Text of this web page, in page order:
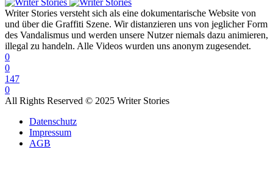
Writer Stories versteht sich als eine dokumentarische Website von
und über die Graffiti Szene. Wir distanzieren uns von jeglicher Form
des Vandalismus und werden unsere Nutzer niemals dazu animieren,
illegal zu handeln. Alle Videos wurden uns anonym zugesendet.
0
0
147
0
All Rights Reserved © 2025 Writer Stories
Datenschutz
Impressum
AGB